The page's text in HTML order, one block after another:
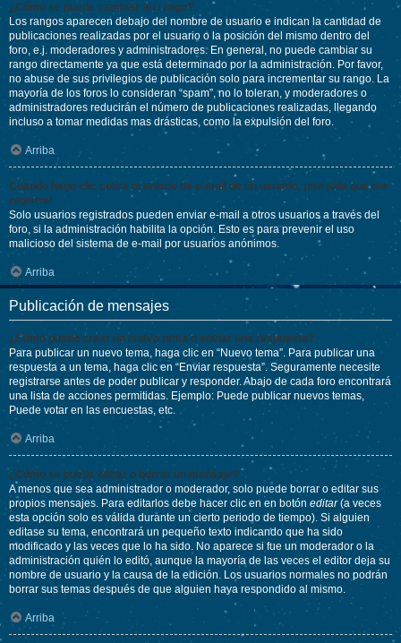
¿Cómo se puede cambiar mi rango?
Los rangos aparecen debajo del nombre de usuario e indican la cantidad de
publicaciones realizadas por el usuario o la posición del mismo dentro del
foro, e.j. moderadores y administradores. En general, no puede cambiar su
rango directamente ya que está determinado por la administración. Por favor,
no abuse de sus privilegios de publicación solo para incrementar su rango. La
mayoría de los foros lo consideran “spam”, no lo toleran, y moderadores o
administradores reducirán el número de publicaciones realizadas, llegando
incluso a tomar medidas mas drásticas, como la expulsión del foro.
Arriba
Cuando hago clic sobre el enlace de e-mail de un usuario, ¡me pide que me
registre!
Solo usuarios registrados pueden enviar e-mail a otros usuarios a través del
foro, si la administración habilita la opción. Esto es para prevenir el uso
malicioso del sistema de e-mail por usuarios anónimos.
Arriba
Publicación de mensajes
¿Cómo puedo crear un nuevo tema o enviar una respuesta?
Para publicar un nuevo tema, haga clic en “Nuevo tema”. Para publicar una
respuesta a un tema, haga clic en “Enviar respuesta”. Seguramente necesite
registrarse antes de poder publicar y responder. Abajo de cada foro encontrará
una lista de acciones permitidas. Ejemplo: Puede publicar nuevos temas,
Puede votar en las encuestas, etc.
Arriba
¿Cómo se puede editar o borrar un mensaje?
A menos que sea administrador o moderador, solo puede borrar o editar sus
propios mensajes. Para editarlos debe hacer clic en en botón editar(a veces
esta opción solo es válida durante un cierto periodo de tiempo). Si alguien
editase su tema, encontrará un pequeño texto indicando que ha sido
modificado y las veces que lo ha sido. No aparece si fue un moderador o la
administración quién lo editó, aunque la mayoría de las veces el editor deja su
nombre de usuario y la causa de la edición. Los usuarios normales no podrán
borrar sus temas después de que alguien haya respondido al mismo.
Arriba